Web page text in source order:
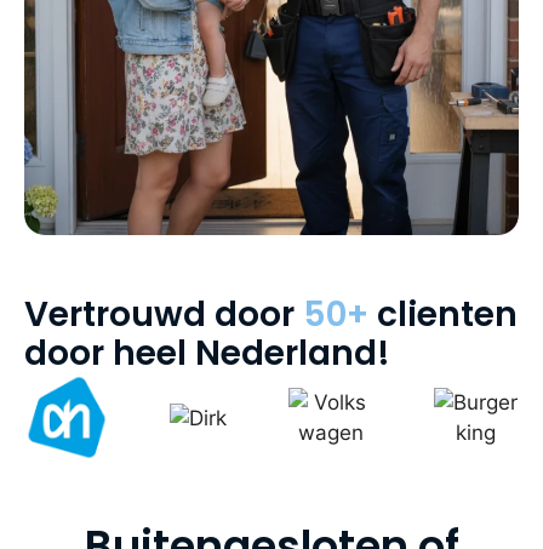
Vertrouwd door 50+ clienten
door heel Nederland!